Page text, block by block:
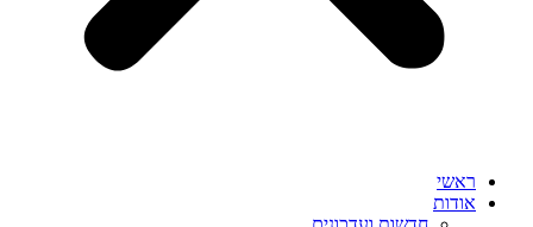
ראשי
אודות